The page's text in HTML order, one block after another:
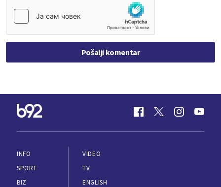
Pošalji komentar
INFO
SPORT
BIZ
VIDEO
TV
ENGLISH